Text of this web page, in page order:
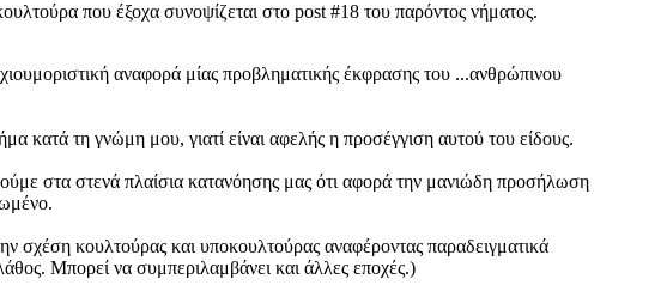
που έξοχα συνοψίζεται στο post #18 του παρόντος νήματος.
αναφορά μίας προβληματικής έκφρασης του ...ανθρώπινου
κατά τη γνώμη μου, γιατί είναι αφελής η προσέγγιση αυτού του είδους.
στα στενά πλαίσια κατανόησης μας ότι αφορά την μανιώδη προσήλωση
σχέση κουλτούρας και υποκουλτούρας αναφέροντας παραδειγματικά
Μπορεί να συμπεριλαμβάνει και άλλες εποχές.)